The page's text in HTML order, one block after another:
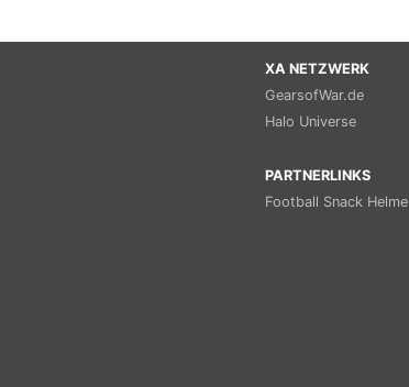
XA NETZWERK
GearsofWar.de
Halo Universe
PARTNERLINKS
Football Snack Helme